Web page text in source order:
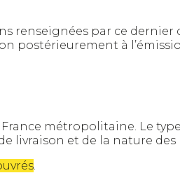
renseignées par ce
postérieurement à
métropolitaine. Le
livraison et de la nature
.